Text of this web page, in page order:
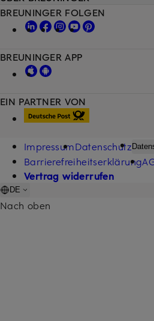
EIN PARTNER VON
BREUNINGER FOLGEN
BREUNINGER APP
ImpressumDatenschutz
Barrierefreiheitserklärung
Vertrag widerrufen
DE
Nach oben